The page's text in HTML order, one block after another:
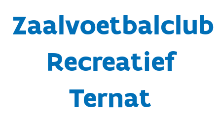
Zaalvoetbalclub
Recreatief
Ternat